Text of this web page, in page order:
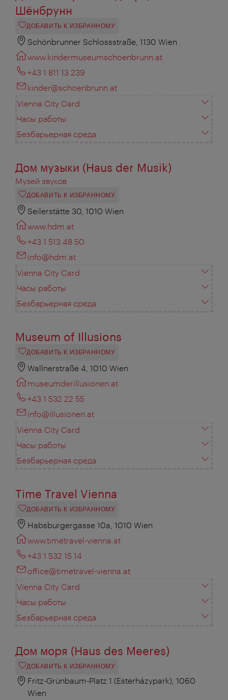
Шёнбрунн
ДОБАВИТЬ К ИЗБРАННОМУ
Schönbrunner Schlossstraße, 1130 Wien
www.kindermuseumschoenbrunn.at
+43 1 811 13 239
kinder@schoenbrunn.at
Vienna City Card
Часы работы
Безбарьерная среда
Дом музыки (Haus der Musik)
Музей звуков
ДОБАВИТЬ К ИЗБРАННОМУ
Seilerstätte 30, 1010 Wien
www.hdm.at
+43 1 513 48 50
info@hdm.at
Vienna City Card
Часы работы
Безбарьерная среда
Museum of Illusions
ДОБАВИТЬ К ИЗБРАННОМУ
Wallnerstraße 4, 1010 Wien
museumderillusionen.at
+43 1 532 22 55
info@illusionen.at
Vienna City Card
Часы работы
Безбарьерная среда
Time Travel Vienna
ДОБАВИТЬ К ИЗБРАННОМУ
Habsburgergasse 10a, 1010 Wien
www.timetravel-vienna.at
+43 1 532 15 14
office@timetravel-vienna.at
Vienna City Card
Часы работы
Безбарьерная среда
Дом моря (Haus des Meeres)
ДОБАВИТЬ К ИЗБРАННОМУ
Fritz-Grünbaum-Platz 1 (Esterházypark), 1060
Wien